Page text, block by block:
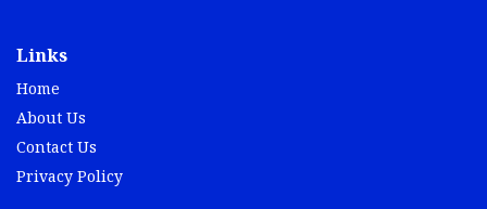
Links
Home
About Us
Contact Us
Privacy Policy